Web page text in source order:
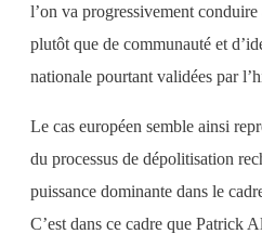
l’on va progressivement conduire
plutôt que de communauté et
nationale pourtant validées par
Le cas européen semble ainsi
du processus de dépolitisation
puissance dominante dans le
C’est dans ce cadre que Patrick